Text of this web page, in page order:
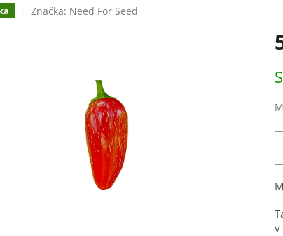
Značka: Need For Seed
v